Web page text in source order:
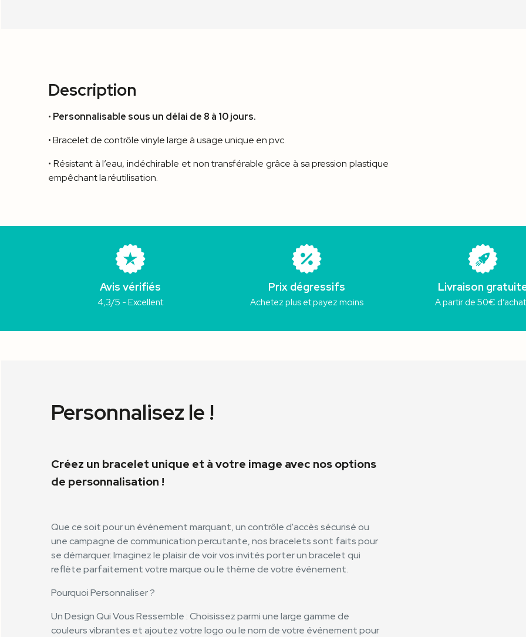
Description
• Personnalisable sous un délai de 8 à 10 jours.
• Bracelet de contrôle vinyle large à usage unique en pvc.
• Résistant à l’eau, indéchirable et non transférable grâce à sa pression plastique
empêchant la réutilisation.
Avis vérifiés
4,3/5 - Excellent
Prix dégressifs
Achetez plus et payez moins
Livraison
A partir de 50€
Personnalisez le !
Créez un bracelet unique et à votre image avec nos options
de personnalisation !
Que ce soit pour un événement marquant, un contrôle d'accès sécurisé ou
une campagne de communication percutante, nos bracelets sont faits pour
se démarquer. Imaginez le plaisir de voir vos invités porter un bracelet qui
reflète parfaitement votre marque ou le thème de votre événement.
Pourquoi Personnaliser ?
Un Design Qui Vous Ressemble : Choisissez parmi une large gamme de
couleurs vibrantes et ajoutez votre logo ou le nom de votre événement pour